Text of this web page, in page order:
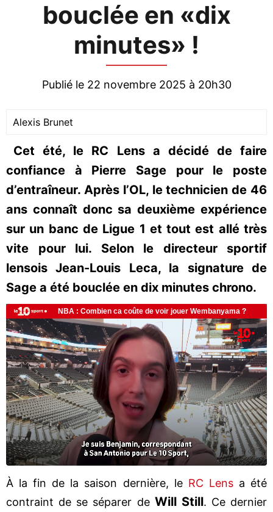
bouclée en «dix
minutes» !
Publié le 22 novembre 2025 à 20h30
Alexis Brunet
Cet été, le RC Lens a décidé de faire
confiance à Pierre Sage pour le poste
d’entraîneur. Après l’OL, le technicien de 46
ans connaît donc sa deuxième expérience
sur un banc de Ligue 1 et tout est allé très
vite pour lui. Selon le directeur sportif
lensois Jean-Louis Leca, la signature de
Sage a été bouclée en dix minutes chrono.
À la fin de la saison dernière, le RC Lensa été
contraint de se séparer de Will Still. Ce dernier